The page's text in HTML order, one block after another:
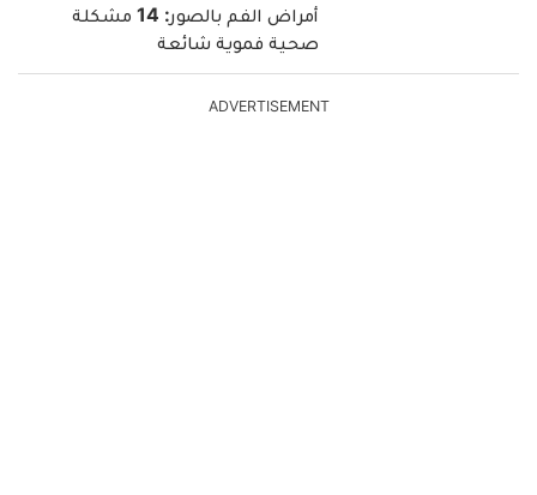
أمراض الفم بالصور: 14 مشكلة
صحية فموية شائعة
ADVERTISEMENT